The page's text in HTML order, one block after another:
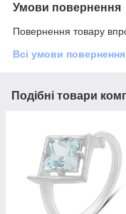
Умови повернення
Повернення товару
Всі умови повернення
Подібні товари